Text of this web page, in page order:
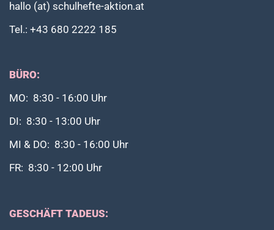
hallo (at) schulhefte-aktion.at
Tel.: +43 680 2222 185
BÜRO:
MO: 8:30 - 16:00 Uhr
DI: 8:30 - 13:00 Uhr
MI & DO: 8:30 - 16:00 Uhr
FR: 8:30 - 12:00 Uhr
GESCHÄFT TADEUS: